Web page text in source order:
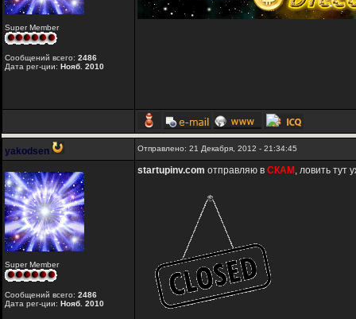
Super Member
Сообщений всего: 2486
Дата рег-ции: Нояб. 2010
yakodsen Отправлено: 21 Декабря, 2012 - 21:34:45
Super Member
Сообщений всего: 2486
Дата рег-ции: Нояб. 2010
startupinv.com отправляю в СКАМ , ловить тут